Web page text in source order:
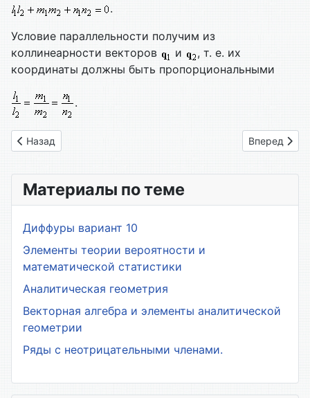
.
Условие параллельности получим из
коллинеарности векторов
и
, т. е. их
координаты должны быть пропорциональными
.
Предыдущий: 2.4. Каноническое уравнение прямой в
Назад Следующий:
Вперед
Материалы по теме
Диффуры вариант 10
Элементы теории вероятности и
математической статистики
Аналитическая геометрия
Векторная алгебра и элементы аналитической
геометрии
Ряды с неотрицательными членами.